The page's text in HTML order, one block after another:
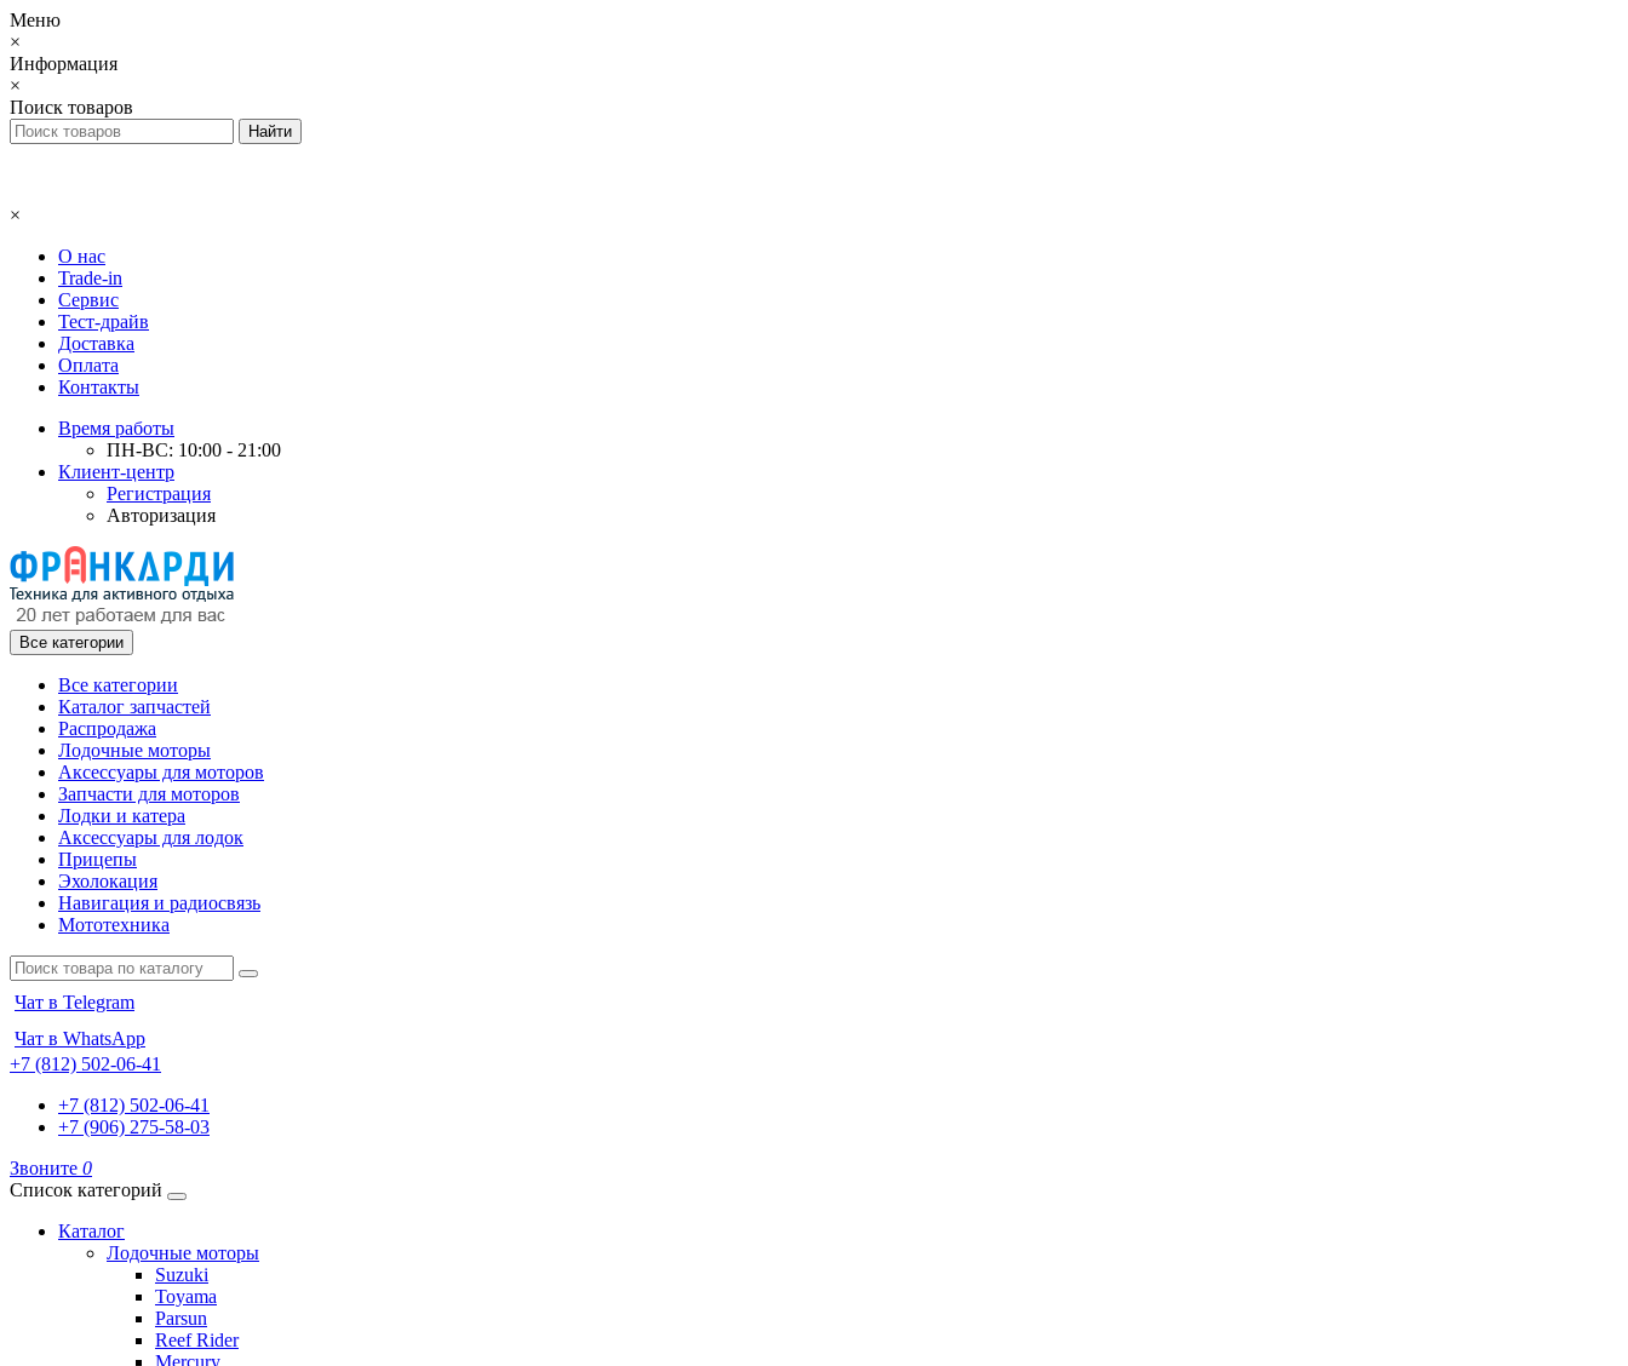
Меню
×
Информация
×
Поиск товаров
×
О нас
Trade-in
Сервис
Тест-драйв
Доставка
Оплата
Контакты
Время работы
ПН-ВС: 10:00 - 21:00
Клиент-центр
Регистрация
Авторизация
Все категории
Все категории
Каталог запчастей
Распродажа
Лодочные моторы
Аксессуары для моторов
Запчасти для моторов
Лодки и катера
Аксессуары для лодок
Прицепы
Эхолокация
Навигация и радиосвязь
Мототехника
Чат в Telegram
Чат в WhatsApp
+7 (812) 502-06-41
+7 (812) 502-06-41
+7 (906) 275-58-03
Звоните 0
Список категорий
Каталог
Лодочные моторы
Suzuki
Toyama
Parsun
Reef Rider
Mercury